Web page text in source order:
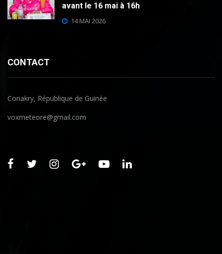
avant le 16 mai à 16h
14 MAI 2026
CONTACT
Conakry, République de Guinée
voxmeteore@gmail.com